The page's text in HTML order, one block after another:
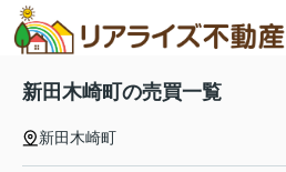
新田木崎町の売買一覧
新田木崎町